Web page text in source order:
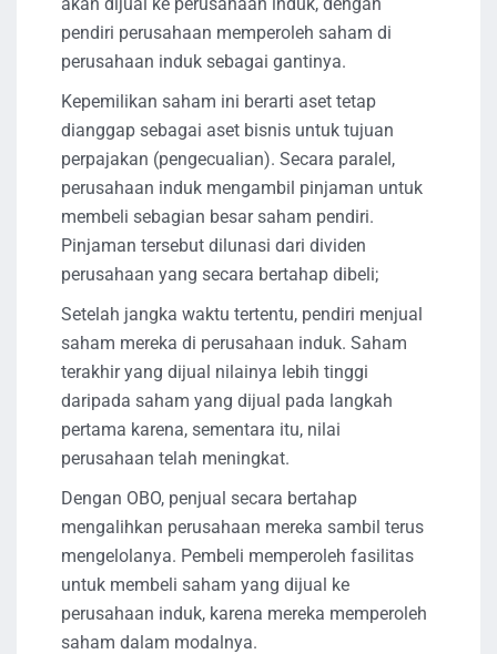
pendiri perusahaan memperoleh saham di
perusahaan induk sebagai gantinya.
Kepemilikan saham ini berarti aset tetap
dianggap sebagai aset bisnis untuk tujuan
perpajakan (pengecualian). Secara paralel,
perusahaan induk mengambil pinjaman untuk
membeli sebagian besar saham pendiri.
Pinjaman tersebut dilunasi dari dividen
perusahaan yang secara bertahap dibeli;
Setelah jangka waktu tertentu, pendiri menjual
saham mereka di perusahaan induk. Saham
terakhir yang dijual nilainya lebih tinggi
daripada saham yang dijual pada langkah
pertama karena, sementara itu, nilai
perusahaan telah meningkat.
Dengan OBO, penjual secara bertahap
mengalihkan perusahaan mereka sambil terus
mengelolanya. Pembeli memperoleh fasilitas
untuk membeli saham yang dijual ke
perusahaan induk, karena mereka memperoleh
saham dalam modalnya.